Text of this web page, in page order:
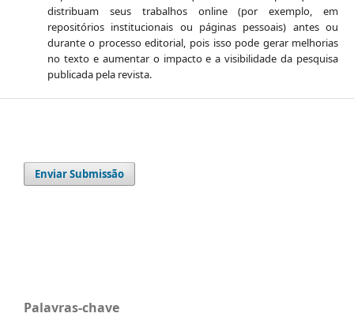
distribuam seus trabalhos online (por exemplo, em
repositórios institucionais ou páginas pessoais) antes ou
durante o processo editorial, pois isso pode gerar melhorias
no texto e aumentar o impacto e a visibilidade da pesquisa
publicada pela revista.
Enviar Submissão
Palavras-chave